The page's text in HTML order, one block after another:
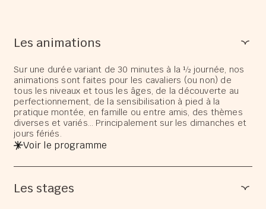
Les animations
Sur une durée variant de 30 minutes à la ½ journée, nos
animations sont faites pour les cavaliers (ou non) de
tous les niveaux et tous les âges, de la découverte au
perfectionnement, de la sensibilisation à pied à la
pratique montée, en famille ou entre amis, des thèmes
diverses et variés… Principalement sur les dimanches et
jours fériés.
Voir le programme
Les stages